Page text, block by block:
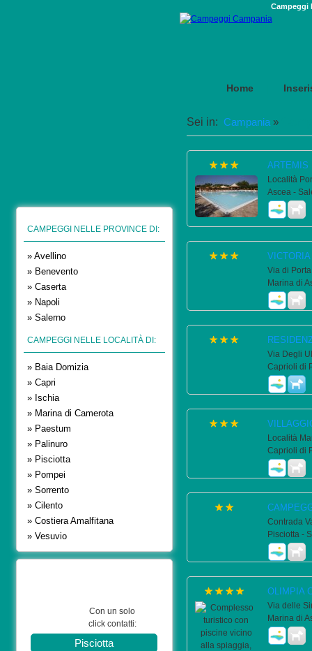
Campeggi
Home
CAMPEGGI NELLE PROVINCE DI:
» Avellino
» Benevento
» Caserta
» Napoli
» Salerno
CAMPEGGI NELLE LOCALITÀ DI:
» Baia Domizia
» Capri
» Ischia
» Marina di Camerota
» Paestum
» Palinuro
» Pisciotta
» Pompei
» Sorrento
» Cilento
» Costiera Amalfitana
» Vesuvio
Con un solo
click contatti:
Pisciotta
Sei in: Campania»
ARTEMIS
Località
Ascea -
Via di
Marina di
Via Degli
Caprioli di
Località
Caprioli di
Contrada
Pisciotta -
OLIMPIA
Via delle
Marina di